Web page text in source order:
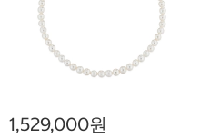
1,529,000원